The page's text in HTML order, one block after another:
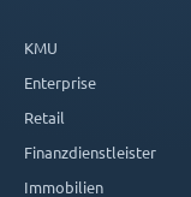
KMU
Enterprise
Retail
Finanzdienstleister
Immobilien